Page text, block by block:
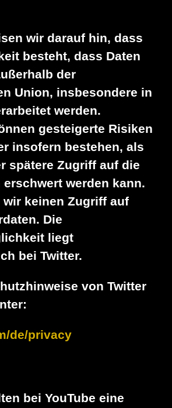
wir darauf hin, dass
besteht, dass Daten
der
Union, insbesondere in
werden.
gesteigerte Risiken
insofern bestehen, als
spätere Zugriff auf die
erschwert werden kann.
wir keinen Zugriff auf
Die
liegt
bei Twitter.
von Twitter
de/privacy
bei YouTube eine